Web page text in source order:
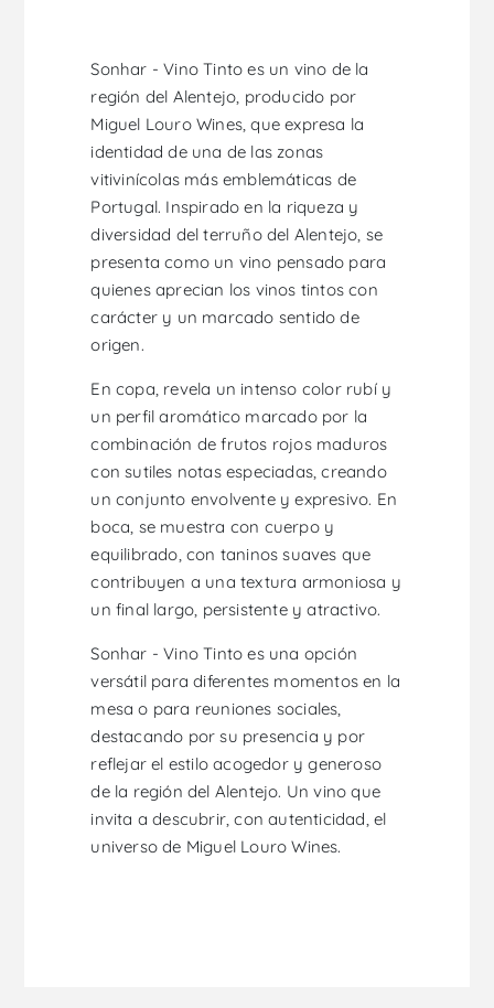
Sonhar - Vino Tinto es un vino de la
región del Alentejo, producido por
Miguel Louro Wines, que expresa la
identidad de una de las zonas
vitivinícolas más emblemáticas de
Portugal. Inspirado en la riqueza y
diversidad del terruño del Alentejo, se
presenta como un vino pensado para
quienes aprecian los vinos tintos con
carácter y un marcado sentido de
origen.
En copa, revela un intenso color rubí y
un perfil aromático marcado por la
combinación de frutos rojos maduros
con sutiles notas especiadas, creando
un conjunto envolvente y expresivo. En
boca, se muestra con cuerpo y
equilibrado, con taninos suaves que
contribuyen a una textura armoniosa y
un final largo, persistente y atractivo.
Sonhar - Vino Tinto es una opción
versátil para diferentes momentos en la
mesa o para reuniones sociales,
destacando por su presencia y por
reflejar el estilo acogedor y generoso
de la región del Alentejo. Un vino que
invita a descubrir, con autenticidad, el
universo de Miguel Louro Wines.